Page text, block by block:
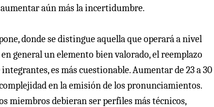
aún más la incertidumbre.
donde se distingue aquella que operará a nivel
general un elemento bien valorado, el reemplazo
es más cuestionable. Aumentar de 23 a 30
en la emisión de los pronunciamientos.
miembros debieran ser perfiles más técnicos,